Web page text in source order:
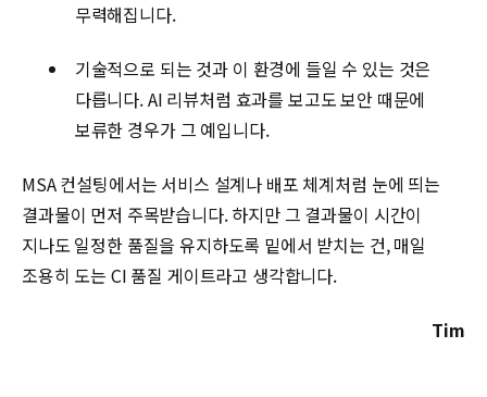
무력해집니다.
기술적으로 되는 것과 이 환경에 들일 수 있는 것은
다릅니다. AI 리뷰처럼 효과를 보고도 보안 때문에
보류한 경우가 그 예입니다.
MSA 컨설팅에서는 서비스 설계나 배포 체계처럼 눈에 띄는
결과물이 먼저 주목받습니다. 하지만 그 결과물이 시간이
지나도 일정한 품질을 유지하도록 밑에서 받치는 건, 매일
조용히 도는 CI 품질 게이트라고 생각합니다.
Tim